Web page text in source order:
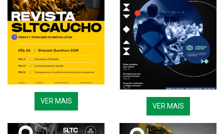
VER MAIS
VER MAIS